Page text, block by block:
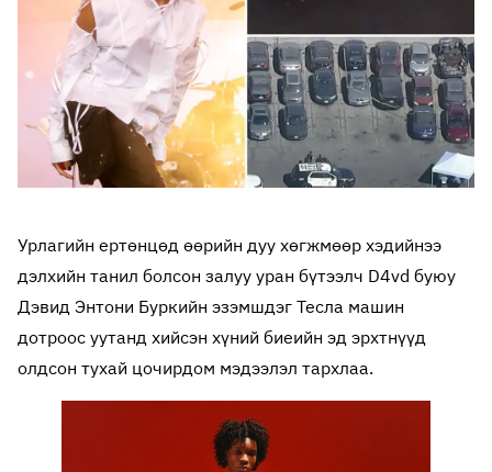
Урлагийн ертөнцөд өөрийн дуу хөгжмөөр хэдийнээ
дэлхийн танил болсон залуу уран бүтээлч D4vd буюу
Дэвид Энтони Буркийн эзэмшдэг Тесла машин
дотроос уутанд хийсэн хүний биеийн эд эрхтнүүд
олдсон тухай цочирдом мэдээлэл тархлаа.